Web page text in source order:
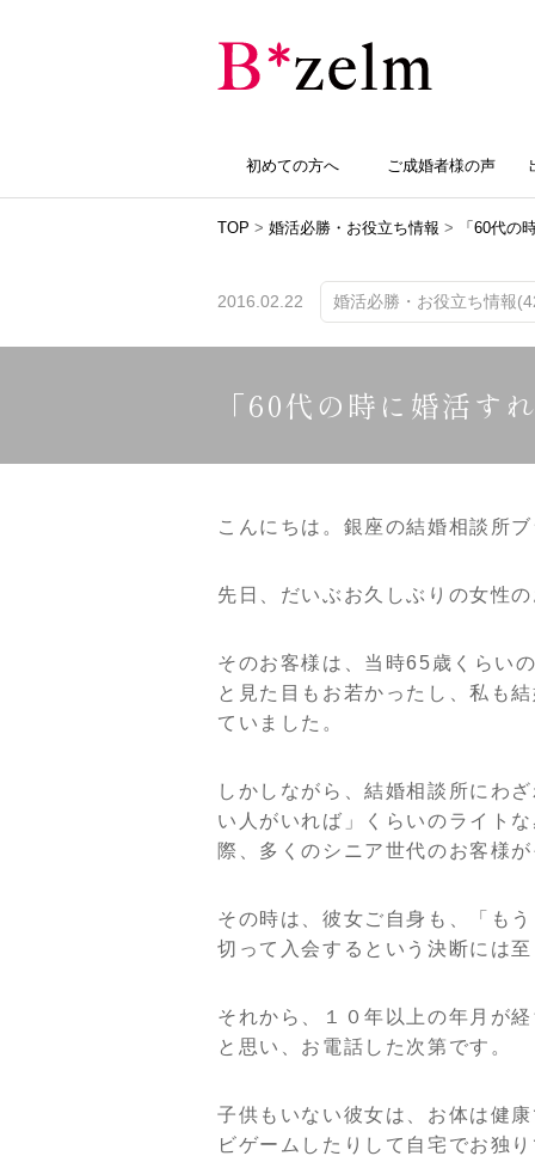
初めての方へ ご成婚者様の声
TOP > 婚活必勝・お役立ち情報 > 「60代の
2016.02.22 婚活必勝・お役立ち情報
「60代の時に婚活す
こんにちは。銀座の結婚相談所
先日、だいぶお久しぶりの女性
そのお客様は、当時65歳くらい
と見た目もお若かったし、私も
ていました。
しかしながら、結婚相談所にわ
い人がいれば」くらいのライト
際、多くのシニア世代のお客様
その時は、彼女ご自身も、「も
切って入会するという決断には
それから、１０年以上の年月が
と思い、お電話した次第です。
子供もいない彼女は、お体は健
ビゲームしたりして自宅でお独